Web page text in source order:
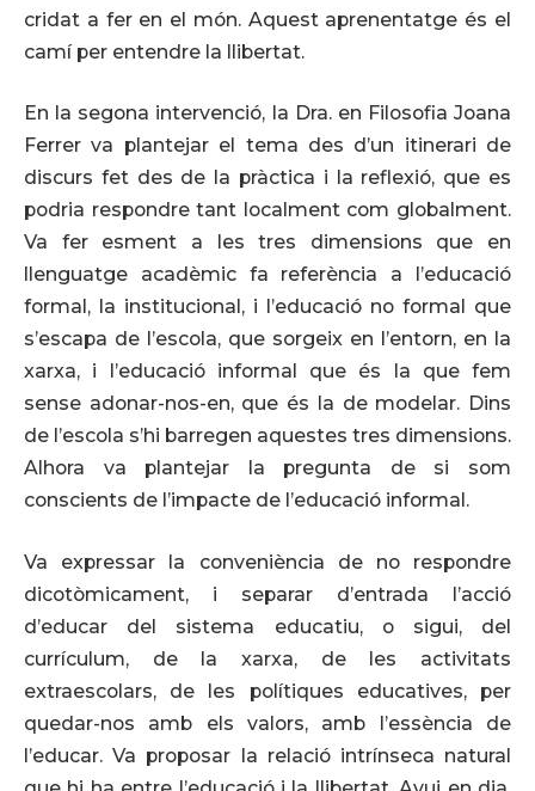
cridat a fer en el món. Aquest aprenentatge és el
camí per entendre la llibertat.
En la segona intervenció, la Dra. en Filosofia Joana
Ferrer va plantejar el tema des d’un itinerari de
discurs fet des de la pràctica i la reflexió, que es
podria respondre tant localment com globalment.
Va fer esment a les tres dimensions que en
llenguatge acadèmic fa referència a l’educació
formal, la institucional, i l’educació no formal que
s’escapa de l’escola, que sorgeix en l’entorn, en la
xarxa, i l’educació informal que és la que fem
sense adonar-nos-en, que és la de modelar. Dins
de l’escola s’hi barregen aquestes tres dimensions.
Alhora va plantejar la pregunta de si som
conscients de l’impacte de l’educació informal.
Va expressar la conveniència de no respondre
dicotòmicament, i separar d’entrada l’acció
d’educar del sistema educatiu, o sigui, del
currículum, de la xarxa, de les activitats
extraescolars, de les polítiques educatives, per
quedar-nos amb els valors, amb l’essència de
l’educar. Va proposar la relació intrínseca natural